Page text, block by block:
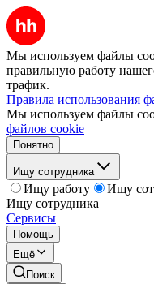
Мы используем файлы
правильную работу
трафик.
Правила использования
Мы используем файлы
файлов cookie
Понятно
Ищу сотрудника
Ищу работу
Ищу
Ищу сотрудника
Сервисы
Помощь
Ещё
Поиск